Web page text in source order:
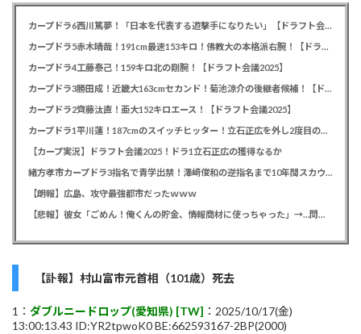
カープドラ6西川篤夢！「日本を代表する遊撃手になりたい」【ドラフト会議2025】
カープドラ5赤木晴哉！191cm最速153キロ！佛教大の本格派右腕！【ドラフト会議2025】
カープドラ4工藤泰己！159キロ北の剛腕！【ドラフト会議2025】
カープドラ3勝田成！近畿大163cmセカンド！菊池涼介の後継者候補！【ドラフト会議2025】
カープドラ2齊藤汰直！亜大152キロエース！【ドラフト会議2025】
カープドラ1平川蓮！187cmのスイッチヒッター！立石正広を外し2度目の重複も新井監督がクジを引き当てる！【ドラフト会議2025】
【カープ実況】ドラフト会議2025！ドラ1立石正広の獲得なるか
緒方孝市カープドラ3指名で青学出禁！澤﨑俊和の逆指名まで10年間スカウト出禁
【朗報】広島、攻守最強都市だったｗｗｗ
【悲報】彼女「ごめん！俺くんの貯金、情報商材に使っちゃった」→…問い詰めたらギャン泣きされたんだが俺が悪いのか？
【訃報】村山富市元首相（101歳）死去
1： ダブルニードロップ(愛知県) [TW] ：2025/10/17(金)
13:00:13.43 ID:YR2tpwoK0 BE:662593167-2BP(2000)